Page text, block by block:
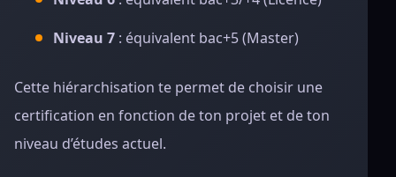
Niveau 7 : équivalent bac+5 (Master)
Cette hiérarchisation te permet de choisir une
certification en fonction de ton projet et de ton
niveau d’études actuel.